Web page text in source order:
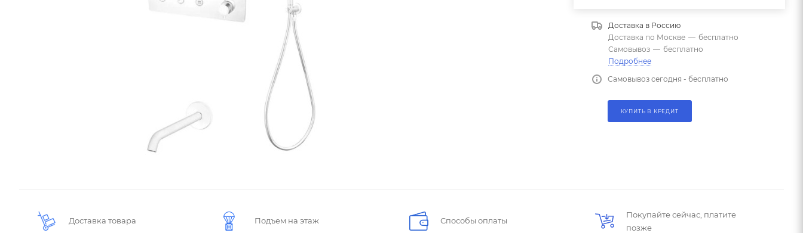
Доставка в Россию
Доставка по Москве — бесплатно
Самовывоз — бесплатно
Подробнее
Самовывоз сегодня - бесплатно
КУПИТЬ В КРЕДИТ
Доставка товара Подъем на этаж Способы оплаты
Покупайте сейчас, платите
позже